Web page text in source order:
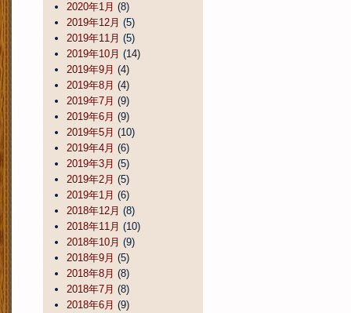
2020年1月 (8)
2019年12月 (5)
2019年11月 (5)
2019年10月 (14)
2019年9月 (4)
2019年8月 (4)
2019年7月 (9)
2019年6月 (9)
2019年5月 (10)
2019年4月 (6)
2019年3月 (5)
2019年2月 (5)
2019年1月 (6)
2018年12月 (8)
2018年11月 (10)
2018年10月 (9)
2018年9月 (5)
2018年8月 (8)
2018年7月 (8)
2018年6月 (9)